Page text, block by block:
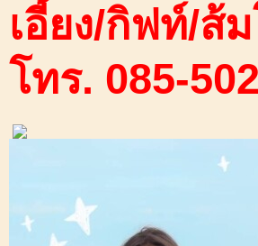
เอี้ยง/กิฟท์/ส้
โทร. 085-